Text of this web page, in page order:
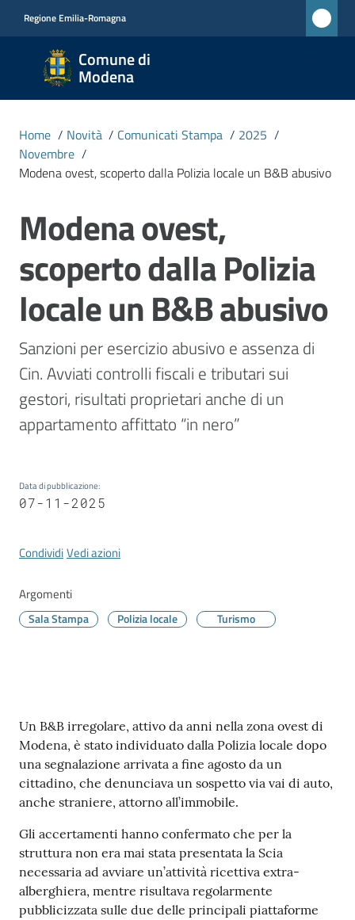
Regione Emilia-Romagna
Comune di
Modena
Comune
di
Modena
CIVICA
MONET
Amministrazione
Novità
Menu selezionato
Servizi
Vivere
Modena
Seguici
su
Home / Novità / Comunicati Stampa / 2025 /
Novembre /
Modena ovest, scoperto dalla Polizia locale un B&B abusivo
Salta al contenuto
Modena ovest,
scoperto dalla Polizia
locale un B&B abusivo
Sanzioni per esercizio abusivo e assenza di
Cin. Avviati controlli fiscali e tributari sui
gestori, risultati proprietari anche di un
appartamento affittato “in nero”
Data di pubblicazione:
07-11-2025
CondividiVedi azioni
Argomenti
Sala Stampa Polizia locale Turismo
Contenuto
Un B&B irregolare, attivo da anni nella zona ovest di
Modena, è stato individuato dalla Polizia locale dopo
una segnalazione arrivata a fine agosto da un
cittadino, che denunciava un sospetto via vai di auto,
anche straniere, attorno all’immobile.
Gli accertamenti hanno confermato che per la
struttura non era mai stata presentata la Scia
necessaria ad avviare un’attività ricettiva extra-
alberghiera, mentre risultava regolarmente
pubblicizzata sulle due delle principali piattaforme